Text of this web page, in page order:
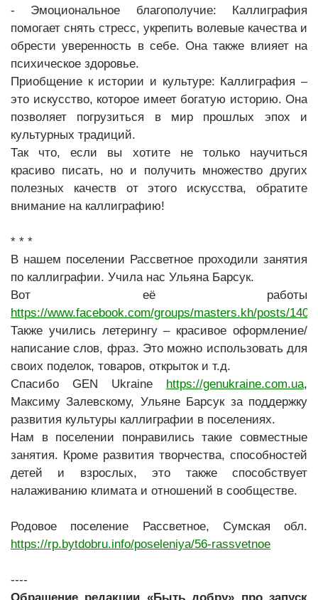
- Эмоциональное благополучие: Каллиграфия
помогает снять стресс, укрепить волевые качества и
обрести уверенность в себе. Она также влияет на
психическое здоровье.
Приобщение к истории и культуре: Каллиграфия –
это искусство, которое имеет богатую историю. Она
позволяет погрузиться в мир прошлых эпох и
культурных традиций.
Так что, если вы хотите не только научиться
красиво писать, но и получить множество других
полезных качеств от этого искусства, обратите
внимание на каллиграфию!
* * *
В нашем поселении Рассветное проходили занятия
по каллиграфии. Учила нас Ульяна Барсук.
Вот её работы
https://www.facebook.com/groups/masters.kh/posts/
Также учились летерингу – красивое оформление/
написание слов, фраз. Это можно использовать для
своих поделок, товаров, открыток и т.д.
Спасибо GEN Ukraine https://genukraine.com.ua,
Максиму Залевскому, Ульяне Барсук за поддержку
развития культуры каллиграфии в поселениях.
Нам в поселении понравились такие совместные
занятия. Кроме развития творчества, способностей
детей и взрослых, это также способствует
налаживанию климата и отношений в сообществе.
Родовое поселение Рассветное, Сумская обл.
https://rp.bytdobru.info/poseleniya/56-rassvetnoe
----